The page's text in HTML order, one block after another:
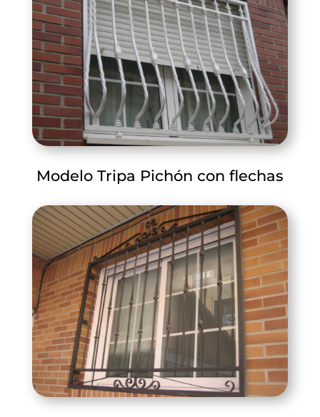
Modelo Tripa Pichón con flechas